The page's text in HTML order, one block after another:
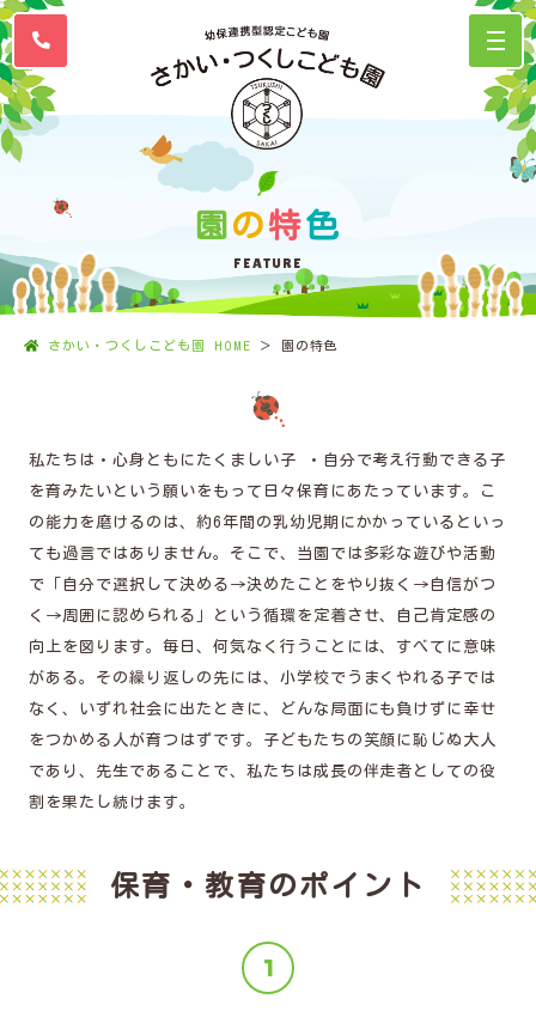
園 の特色
FEATURE
さかい・つくしこども園 HOME 園の特色
私たちは・心身ともにたくましい子 ・自分で考え行動できる子
を育みたいという願いをもって日々保育にあたっています。こ
の能力を磨けるのは、約6年間の乳幼児期にかかっているといっ
ても過言ではありません。そこで、当園では多彩な遊びや活動
で「自分で選択して決める→決めたことをやり抜く→自信がつ
く→周囲に認められる」という循環を定着させ、自己肯定感の
向上を図ります。毎日、何気なく行うことには、すべてに意味
がある。その繰り返しの先には、小学校でうまくやれる子では
なく、いずれ社会に出たときに、どんな局面にも負けずに幸せ
をつかめる人が育つはずです。子どもたちの笑顔に恥じぬ大人
であり、先生であることで、私たちは成長の伴走者としての役
割を果たし続けます。
保育・教育のポイント